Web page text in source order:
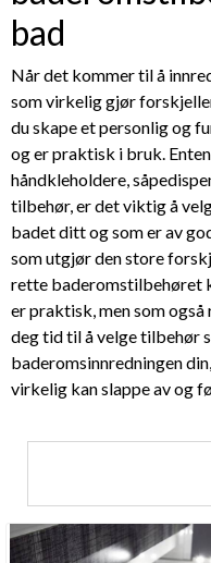
bad
Når det kommer til å
som virkelig gjør
du skape et personlig og
og er praktisk i bruk.
håndkleholdere,
tilbehør, er det viktig å
badet ditt og som er av
som utgjør den store
rette baderomstilbehøret
er praktisk, men som
deg tid til å velge tilbehør
baderomsinnredningen
virkelig kan slappe av og